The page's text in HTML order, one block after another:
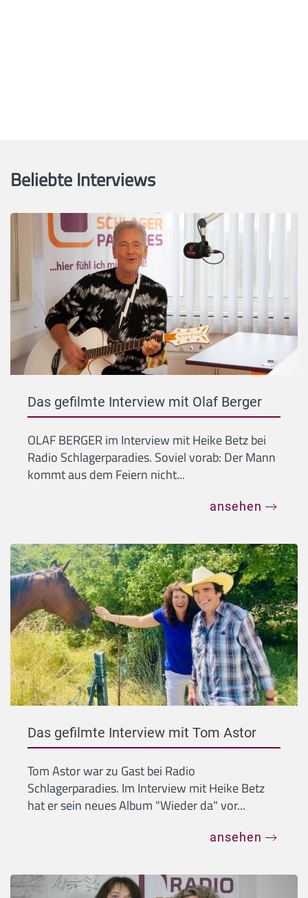
Beliebte Interviews
Das gefilmte Interview mit Olaf Berger
OLAF BERGER im Interview mit Heike Betz bei
Radio Schlagerparadies. Soviel vorab: Der Mann
kommt aus dem Feiern nicht...
ansehen
Das gefilmte Interview mit Tom Astor
Tom Astor war zu Gast bei Radio
Schlagerparadies. Im Interview mit Heike Betz
hat er sein neues Album "Wieder da" vor...
ansehen